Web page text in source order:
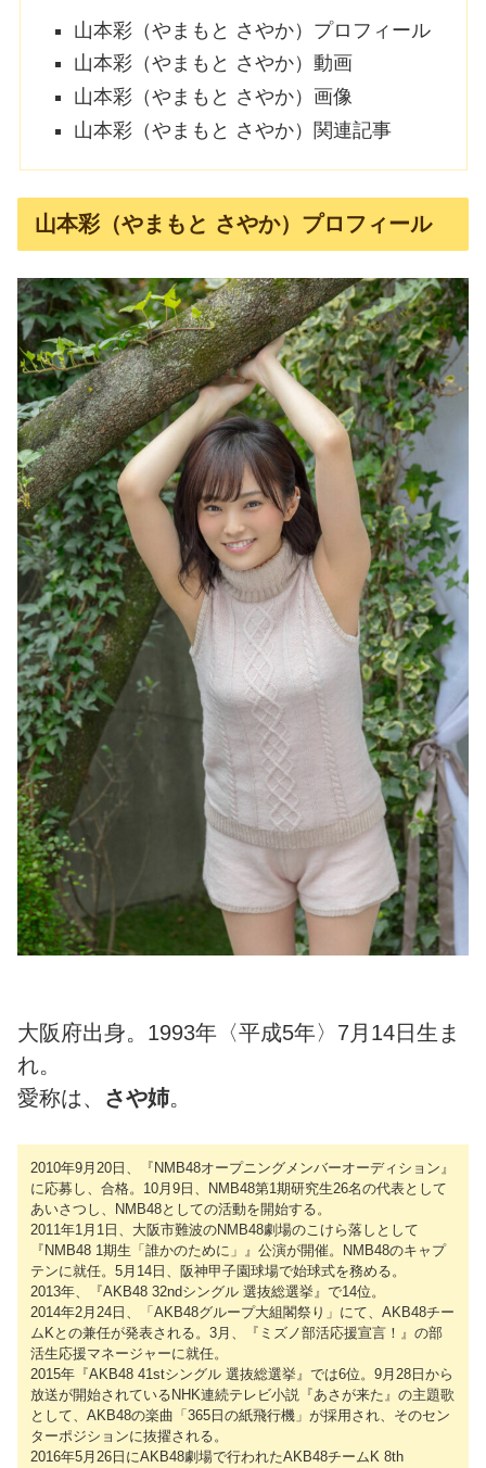
山本彩（やまもと さやか）プロフィール
山本彩（やまもと さやか）動画
山本彩（やまもと さやか）画像
山本彩（やまもと さやか）関連記事
山本彩（やまもと さやか）プロフィール
大阪府出身。1993年〈平成5年〉7月14日生ま
れ。
愛称は、 さや姉。
2010年9月20日、『NMB48オープニングメンバーオーディション』
に応募し、合格。10月9日、NMB48第1期研究生26名の代表として
あいさつし、NMB48としての活動を開始する。
2011年1月1日、大阪市難波のNMB48劇場のこけら落しとして
『NMB48 1期生「誰かのために」』公演が開催。NMB48のキャプ
テンに就任。5月14日、阪神甲子園球場で始球式を務める。
2013年、『AKB48 32ndシングル 選抜総選挙』で14位。
2014年2月24日、「AKB48グループ大組閣祭り」にて、AKB48チー
ムKとの兼任が発表される。3月、『ミズノ部活応援宣言！』の部
活生応援マネージャーに就任。
2015年『AKB48 41stシングル 選抜総選挙』では6位。9月28日から
放送が開始されているNHK連続テレビ小説『あさが来た』の主題歌
として、AKB48の楽曲「365日の紙飛行機」が採用され、そのセン
ターポジションに抜擢される。
2016年5月26日にAKB48劇場で行われたAKB48チームK 8th